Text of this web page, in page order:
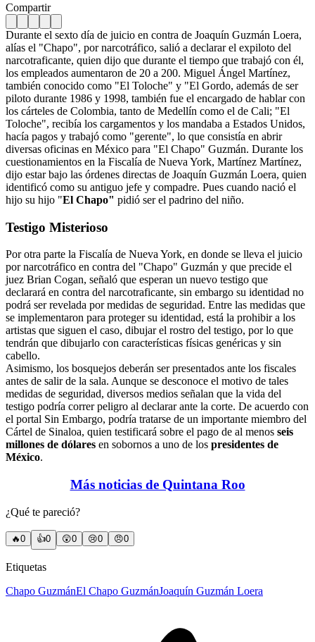
Compartir
Durante el sexto día de juicio en contra de Joaquín Guzmán Loera,
alías el "Chapo", por narcotráfico, salió a declarar el expiloto del
narcotraficante, quien dijo que durante el tiempo que trabajó con él,
los empleados aumentaron de 20 a 200. Miguel Ángel Martínez,
también conocido como "El Toloche" y "El Gordo, además de ser
piloto durante 1986 y 1998, también fue el encargado de hablar con
los cárteles de Colombia, tanto de Medellín como el de Cali; "El
Toloche", recibía los cargamentos y los mandaba a Estados Unidos,
hacía pagos y trabajó como "gerente", lo que consistía en abrir
diversas oficinas en México para "El Chapo" Guzmán. Durante los
cuestionamientos en la Fiscalía de Nueva York, Martínez Martínez,
dijo estar bajo las órdenes directas de Joaquín Guzmán Loera, quien
identificó como su antiguo jefe y compadre. Pues cuando nació el
hijo su hijo "El Chapo" pidió ser el padrino del niño.
Testigo Misterioso
Por otra parte la Fiscalía de Nueva York, en donde se lleva el juicio
por narcotráfico en contra del "Chapo" Guzmán y que precide el
juez Brian Cogan, señaló que esperan un nuevo testigo que
declarará en contra del narcotraficante, sin embargo su identidad no
podrá ser revelada por medidas de seguridad. Entre las medidas que
se implementaron para proteger su identidad, está la prohibir a los
artistas que siguen el caso, dibujar el rostro del testigo, por lo que
tendrán que dibujarlo con características físicas genéricas y sin
cabello.
Asimismo, los bosquejos deberán ser presentados ante los fiscales
antes de salir de la sala. Aunque se desconoce el motivo de tales
medidas de seguridad, diversos medios señalan que la vida del
testigo podría correr peligro al declarar ante la corte. De acuerdo con
el portal Sin Embargo, podría tratarse de un importante miembro del
Cártel de Sinaloa, quien testificará sobre el pago de al menos seis
millones de dólares en sobornos a uno de los presidentes de
México.
Más noticias de Quintana Roo
¿Qué te pareció?
🔥0 👍0 😲0 😢0 😠0
Etiquetas
Chapo GuzmánEl Chapo GuzmánJoaquín Guzmán Loera